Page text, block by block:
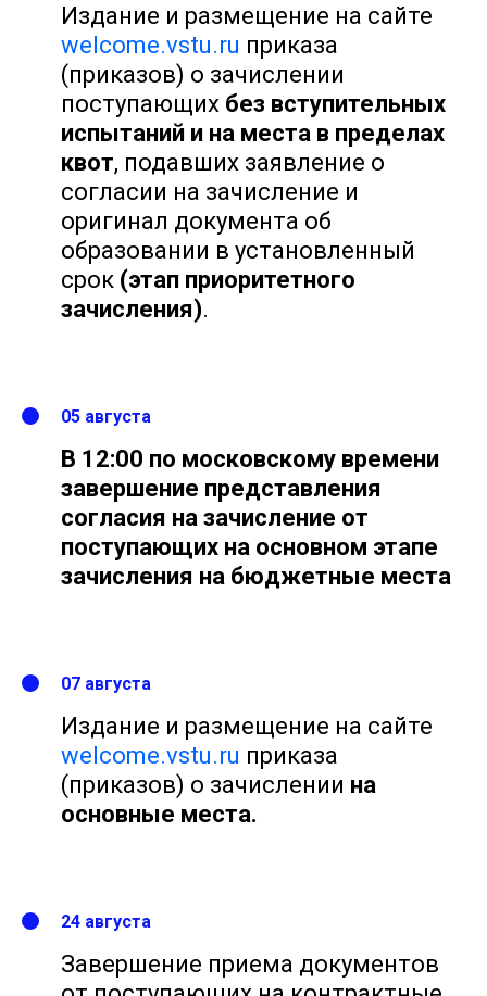
Издание и размещение на сайте
welcome.vstu.ru приказа
(приказов) о зачислении
поступающих без вступительных
испытаний и на места в пределах
квот, подавших заявление о
согласии на зачисление и
оригинал документа об
образовании в установленный
срок (этап приоритетного
зачисления).
05 августа
В 12:00 по московскому времени
завершение представления
согласия на зачисление от
поступающих на основном этапе
зачисления на бюджетные места
07 августа
Издание и размещение на сайте
welcome.vstu.ru приказа
(приказов) о зачислении на
основные места.
24 августа
Завершение приема документов